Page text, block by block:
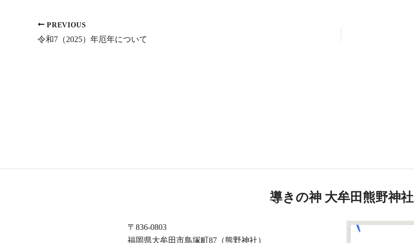
PREVIOUS
令和7（2025）年厄年について
導きの神 大牟田熊野神社
〒836-0803
福岡県大牟田市鳥塚町87（熊野神社）